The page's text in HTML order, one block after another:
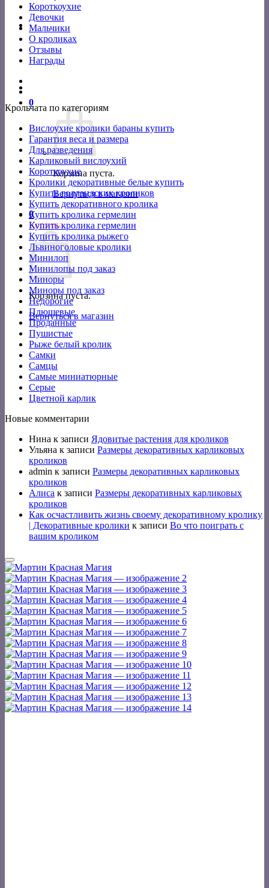
Короткоухие
Девочки
Мальчики
О кроликах
Отзывы
Награды
0
Корзина пуста.
Вернуться в магазин
0
Корзина
Корзина пуста.
Вернуться в магазин
Крольчата по категориям
Вислоухие кролики бараны купить
Гарантия веса и размера
Для разведения
Карликовый вислоухий
Короткоухие
Кролики декоративные белые купить
Купить голландских кроликов
Купить декоративного кролика
Купить кролика гермелин
Купить кролика гермелин
Купить кролика рыжего
Львиноголовые кролики
Минилоп
Минилопы под заказ
Миноры
Миноры под заказ
Недорогие
Плюшевые
Проданные
Пушистые
Рыже белый кролик
Самки
Самцы
Самые миниатюрные
Серые
Цветной карлик
Новые комментарии
Нина к записи Ядовитые растения для кроликов
Ульяна к записи Размеры декоративных карликовых
кроликов
admin к записи Размеры декоративных карликовых
кроликов
Алиса к записи Размеры декоративных карликовых
кроликов
Как осчастливить жизнь своему декоративному кролику
| Декоративные кролики к записи Во что поиграть с
вашим кроликом